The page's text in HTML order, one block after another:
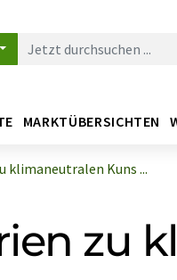
MARKTÜBERSICHTEN
klimaneutralen Kuns ...
zu